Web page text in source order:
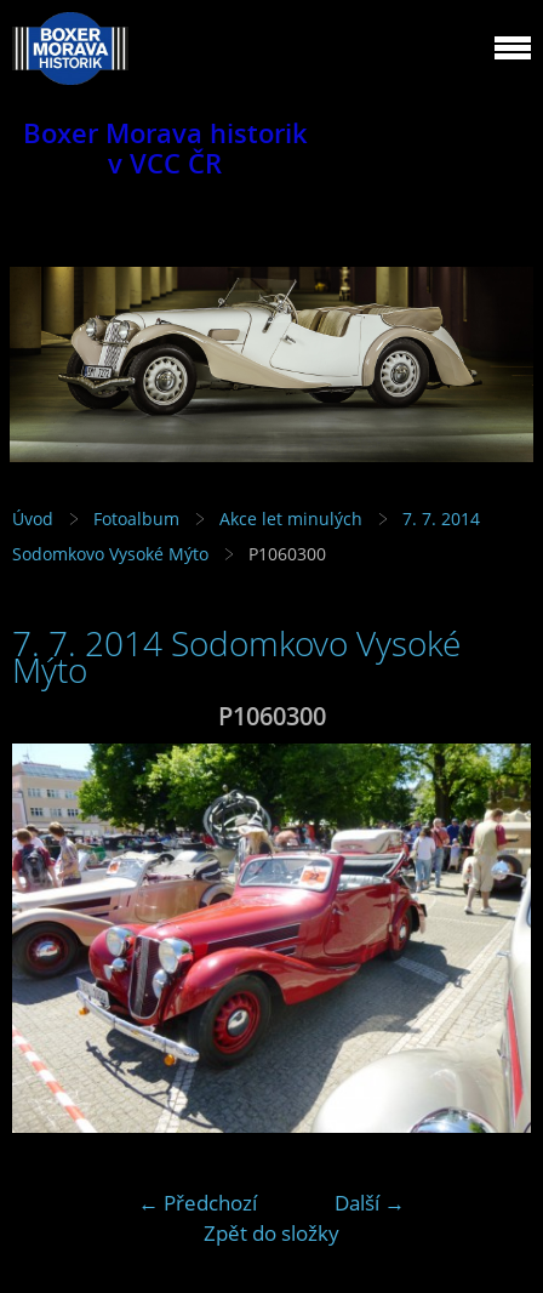
Boxer Morava historik
v VCC ČR
Jsme klub veteránů.
Úvod Fotoalbum Akce let minulých
7. 7. 2014
Sodomkovo Vysoké Mýto
P1060300
7. 7. 2014 Sodomkovo Vysoké
Mýto
P1060300
← Předchozí
Další →
Zpět do složky